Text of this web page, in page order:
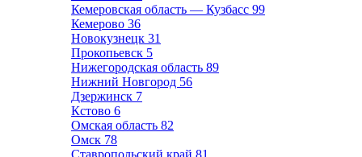
Кемеровская область — Кузбасс 99
Кемерово 36
Новокузнецк 31
Прокопьевск 5
Нижегородская область 89
Нижний Новгород 56
Дзержинск 7
Кстово 6
Омская область 82
Омск 78
Ставропольский край 81